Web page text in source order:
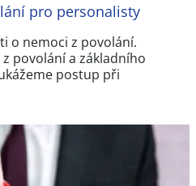
pro personalisty
o nemoci z povolání.
povolání a základního
postup při